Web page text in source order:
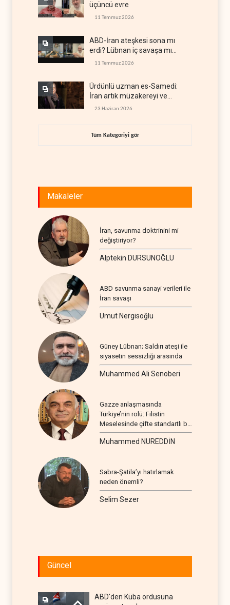
üçüncü evre
11 Temmuz 2026
ABD-İran ateşkesi sona mı
erdi? Lübnan iç savaşa mı
gidiyor?
11 Temmuz 2026
Ürdünlü uzman es-Samedi:
İran artık müzakereyi ve
çatışmayı aynı anda yürütüyor
23 Haziran 2026
Tüm Kategoriyi gör
Makaleler
İran, savunma doktrinini mi
değiştiriyor?
Alptekin DURSUNOĞLU
ABD savunma sanayi verileri ile
İran savaşı
Umut Nergisoğlu
Güney Lübnan; Saldırı ateşi ile
siyasetin sessizliği arasında
Muhammed Ali Senoberi
Gazze anlaşmasında
Türkiye’nin rolü: Filistin
Meselesinde çifte standartlı bir
seyir
Muhammed NUREDDİN
Sabra-Şatila’yı hatırlamak
neden önemli?
Selim Sezer
Güncel
ABD'den Küba ordusuna